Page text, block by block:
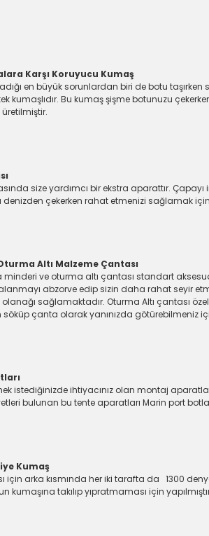
Karşı Koruyucu Kumaş
en büyük sorunlardan biri de botu
kumaşlıdır. Bu kumaş şişme botunuzu
size yardımcı bir ekstra aparattır.
denizden çekerken rahat etmenizi sağlamak
Altı Malzeme Çantası
ve oturma altı çantası standart
abzorve edip sizin daha rahat seyir
sağlamaktadır. Oturma Altı çantası
çanta olarak yanınızda götürebilmeniz
istediğinizde ihtiyacınız olan montaj
bulunan bu tente aparatları Marin port
Kumaş
arka kısmında her iki tarafta da 1300
takılıp yıpratmaması için